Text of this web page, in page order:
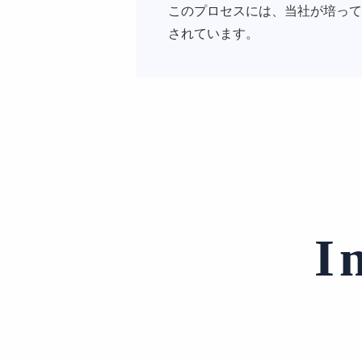
このプロセスには、当社が培っ
されています。